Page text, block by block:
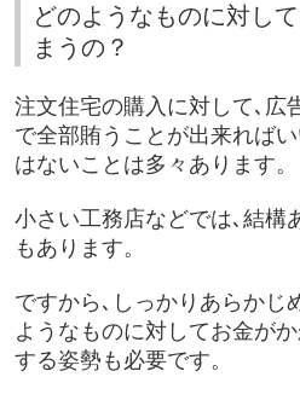
どのようなものに対し
まうの？
注文住宅の購入に対して､広
で全部賄うことが出来れば
はないことは多々あります。
小さい工務店などでは､結構
もあります。
ですから､しっかりあらかじ
ようなものに対してお金が
する姿勢も必要です。